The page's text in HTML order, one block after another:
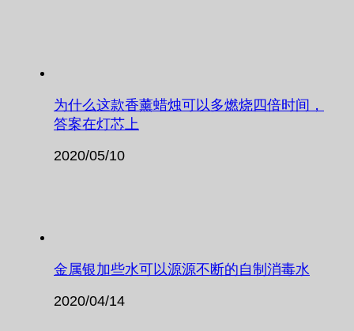
为什么这款香薰蜡烛可以多燃烧四倍时间，
答案在灯芯上
2020/05/10
金属银加些水可以源源不断的自制消毒水
2020/04/14